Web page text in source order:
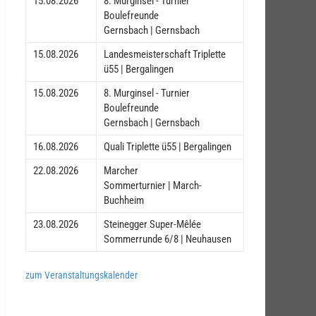
Boulefreunde
Gernsbach | Gernsbach
15.08.2026
Landesmeisterschaft Triplette
ü55 | Bergalingen
15.08.2026
8. Murginsel - Turnier
Boulefreunde
Gernsbach | Gernsbach
16.08.2026
Quali Triplette ü55 | Bergalingen
22.08.2026
Marcher
Sommerturnier | March-
Buchheim
23.08.2026
Steinegger Super-Mêlée
Sommerrunde 6/8 | Neuhausen
zum Veranstaltungskalender